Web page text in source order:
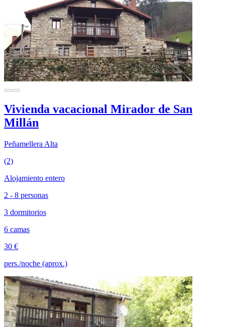
Vivienda vacacional Mirador de San
Millán
Peñamellera Alta
(2)
Alojamiento entero
2 - 8 personas
3 dormitorios
6 camas
30 €
pers./noche (aprox.)